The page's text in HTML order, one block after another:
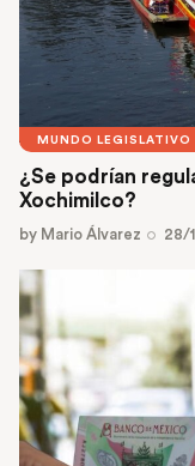
MUNDO LEGISLATIVO
¿Se podrían
Xochimilco?
by Mario Álvarez 28/